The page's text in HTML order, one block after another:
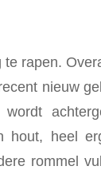
rapen.
nieuw
hout, heel
rommel